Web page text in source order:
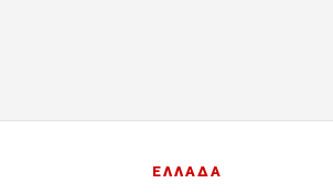
ΕΛΛΑΔΑ